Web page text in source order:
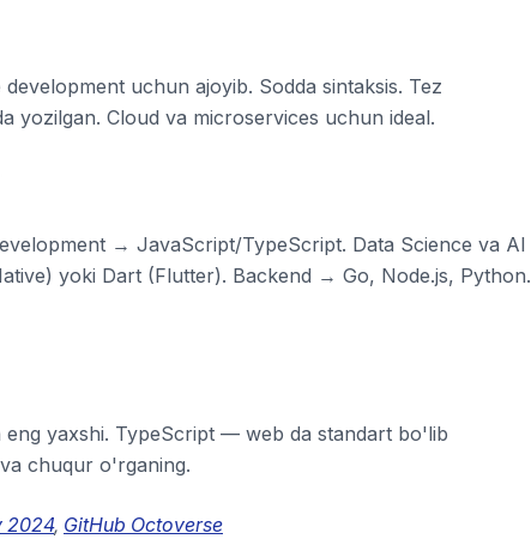
uchun ajoyib. Sodda sintaksis. Tez
yozilgan. Cloud va microservices uchun ideal.
→ JavaScript/TypeScript. Data Science va AI
yoki Dart (Flutter). Backend → Go, Node.js, Python.
yaxshi. TypeScript — web da standart bo'lib
chuqur o'rganing.
2024, GitHub Octoverse